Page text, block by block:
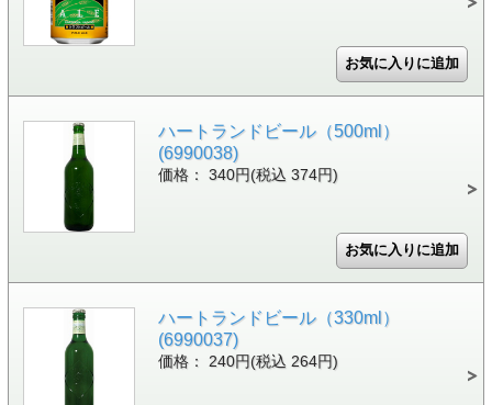
ハートランドビール（500ml）
(6990038)
価格： 340円(税込 374円)
ハートランドビール（330ml）
(6990037)
価格： 240円(税込 264円)